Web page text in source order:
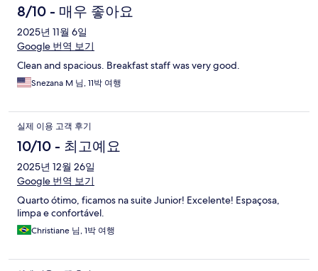
8/10 - 매우 좋아요
2025년 11월 6일
Google 번역 보기
Clean and spacious. Breakfast staff was very good.
Snezana M 님, 11박 여행
실제 이용 고객 후기
10/10 - 최고예요
2025년 12월 26일
Google 번역 보기
Quarto ótimo, ficamos na suite Junior! Excelente! Espaçosa,
limpa e confortável.
Christiane 님, 1박 여행